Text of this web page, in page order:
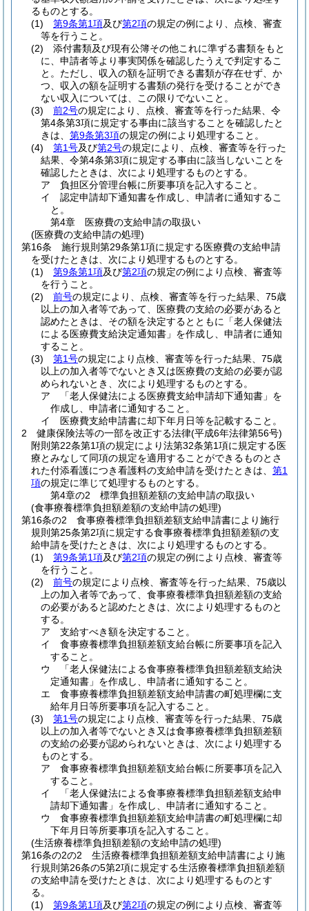
るものとする。
(1)
第9条第1項及び第2項の規定の例により、点検、審査
等を行うこと。
(2)
添付書類及び現有公簿その他これに準ずる書類をもと
に、申請者等より事実関係を確認したうえで判定するこ
と。 ただし、収入の額を証明できる書類が存在せず、か
つ、収入の額を証明する書類の発行を受けることができ
ない収入については、この限りでないこと。
(3)
前2号の規定により、点検、審査等を行った結果、令
第4条第3項に規定する事由に該当することを確認したと
きは、 第9条第3項の規定の例により処理すること。
(4)
第1号及び第2号の規定により、点検、審査等を行った
結果、令第4条第3項に規定する事由に該当しないことを
確認したときは、次により処理するものとする。
ア
負担区分管理台帳に所要事項を記入すること。
イ
認定申請却下通知書を作成し、申請者に通知するこ
と。
第4章
医療費の支給申請の取扱い
(医療費の支給申請の処理)
第16条
施行規則第29条第1項に規定する医療費の支給申請
を受けたときは、次により処理するものとする。
(1)
第9条第1項及び第2項の規定の例により点検、審査等
を行うこと。
(2)
前号の規定により、点検、審査等を行った結果、75歳
以上の加入者等であって、医療費の支給の必要があると
認めたときは、その額を決定するとともに「老人保健法
による医療費支給決定通知書」を作成し、申請者に通知
すること。
(3)
第1号の規定により点検、審査等を行った結果、75歳
以上の加入者等でないとき又は医療費の支給の必要が認
められないとき、次により処理するものとする。
ア
「老人保健法による医療費支給申請却下通知書」を
作成し、申請者に通知すること。
イ
医療費支給申請書に却下年月日等を記載すること。
2
健康保険法等の一部を改正する法律(平成6年法律第56号)
附則第22条第1項の規定により法第32条第1項に規定する医
療とみなして同項の規定を適用することができるものとさ
れた付添看護につき看護料の支給申請を受けたときは、 第1
項の規定に準じて処理するものとする。
第4章の2
標準負担額差額の支給申請の取扱い
(食事療養標準負担額差額の支給申請の処理)
第16条の2
食事療養標準負担額差額支給申請書により施行
規則第25条第2項に規定する食事療養標準負担額差額の支
給申請を受けたときは、次により処理するものとする。
(1)
第9条第1項及び第2項の規定の例により点検、審査等
を行うこと。
(2)
前号の規定により点検、審査等を行った結果、75歳以
上の加入者等であって、食事療養標準負担額差額の支給
の必要があると認めたときは、次により処理するものと
する。
ア
支給すべき額を決定すること。
イ
食事療養標準負担額差額支給台帳に所要事項を記入
すること。
ウ
「老人保健法による食事療養標準負担額差額支給決
定通知書」を作成し、申請者に通知すること。
エ
食事療養標準負担額差額支給申請書の町処理欄に支
給年月日等所要事項を記入すること。
(3)
第1号の規定により点検、審査等を行った結果、75歳
以上の加入者等でないとき又は食事療養標準負担額差額
の支給の必要が認められないときは、次により処理する
ものとする。
ア
食事療養標準負担額差額支給台帳に所要事項を記入
すること。
イ
「老人保健法による食事療養標準負担額差額支給申
請却下通知書」を作成し、申請者に通知すること。
ウ
食事療養標準負担額差額支給申請書の町処理欄に却
下年月日等所要事項を記入すること。
(生活療養標準負担額差額の支給申請の処理)
第16条の2の2
生活療養標準負担額差額支給申請書により施
行規則第26条の5第2項に規定する生活療養標準負担額差額
の支給申請を受けたときは、次により処理するものとす
る。
(1)
第9条第1項及び第2項の規定の例により点検、審査等